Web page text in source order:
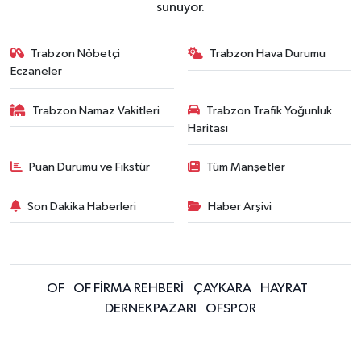
sunuyor.
Trabzon Nöbetçi
Eczaneler
Trabzon Hava Durumu
Trabzon Namaz Vakitleri
Trabzon Trafik Yoğunluk
Haritası
Puan Durumu ve Fikstür Tüm Manşetler
Son Dakika Haberleri Haber Arşivi
OF OF FİRMA REHBERİ ÇAYKARA
HAYRAT
DERNEKPAZARI
OFSPOR